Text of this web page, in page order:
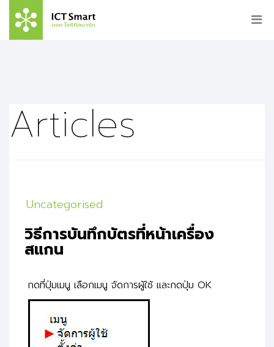
Articles
Uncategorised
วิธีการบันทึกบัตรที่หน้าเครื่อง
สแกน
กดที่ปุ่มเมนู เลือกเมนู จัดการผู้ใช้ และกดปุ่ม OK